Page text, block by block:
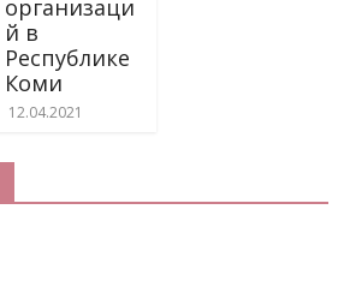
организаци
й в
Республике
Коми
12.04.2021